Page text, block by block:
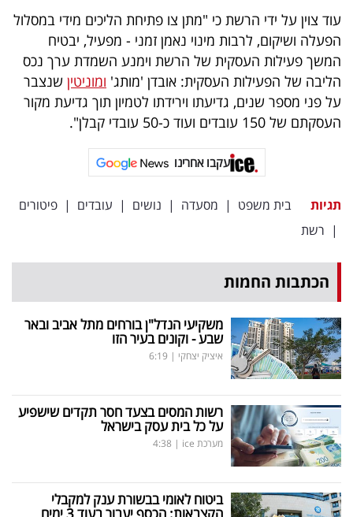
ניוזלטרים
מייל
אדום
באייס
עקבו
אחרינו:
עוד צוין על ידי הרשת כי "מתן צו פתיחת הליכים מידי במסלול
הפעלה ושיקום, לרבות מינוי נאמן זמני - מפעיל, יבטיח
המשך פעילות העסקית של הרשת וימנע השמדת ערך נכס
הליבה של הפעילות העסקית: אובדן 'מותג' ומוניטין שנצבר
על פני מספר שנים, גדיעתו וירידתו לטמיון תוך גדיעת מקור
העסקתם של 150 עובדים ועוד כ-50 עובדי קבלן".
עקבו אחרינו
תגיות בית משפט | מסעדה | נושים | עובדים | פיטורים
| רשת
הכתבות החמות
משקיעי הנדל"ן בורחים מתל אביב ובאר
שבע - וקונים בעיר הזו
איציק יצחקי |
6:19
רשות המסים בצעד חסר תקדים שישפיע
על כל בית עסק בישראל
מערכת ice |
4:38
ביטוח לאומי בבשורת ענק למקבלי